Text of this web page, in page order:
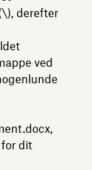
derefter
ved
for dit